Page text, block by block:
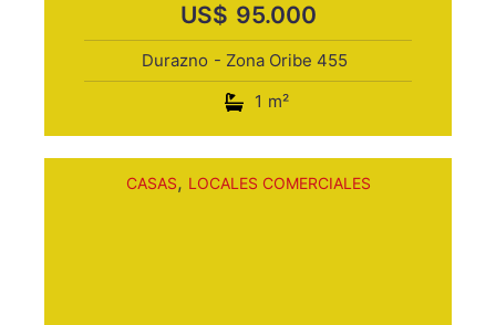
US$ 95.000
Durazno - Zona Oribe 455
1 m²
CASAS, LOCALES COMERCIALES